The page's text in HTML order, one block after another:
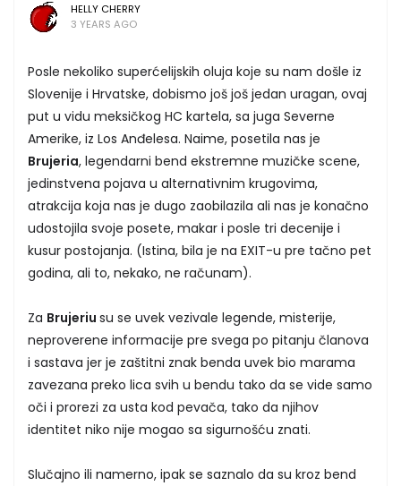
HELLY CHERRY
3 YEARS AGO
Posle nekoliko superćelijskih oluja koje su nam došle iz
Slovenije i Hrvatske, dobismo još još jedan uragan, ovaj
put u vidu meksičkog HC kartela, sa juga Severne
Amerike, iz Los Anđelesa. Naime, posetila nas je
Brujeria, legendarni bend ekstremne muzičke scene,
jedinstvena pojava u alternativnim krugovima,
atrakcija koja nas je dugo zaobilazila ali nas je konačno
udostojila svoje posete, makar i posle tri decenije i
kusur postojanja. (Istina, bila je na EXIT-u pre tačno pet
godina, ali to, nekako, ne računam).
Za Brujeriu su se uvek vezivale legende, misterije,
neproverene informacije pre svega po pitanju članova
i sastava jer je zaštitni znak benda uvek bio marama
zavezana preko lica svih u bendu tako da se vide samo
oči i prorezi za usta kod pevača, tako da njihov
identitet niko nije mogao sa sigurnošću znati.
Slučajno ili namerno, ipak se saznalo da su kroz bend